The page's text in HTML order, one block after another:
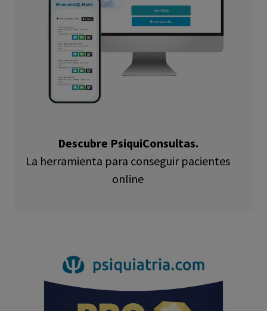
Descubre PsiquiConsultas.
La herramienta para conseguir pacientes
online